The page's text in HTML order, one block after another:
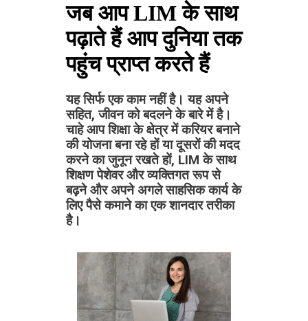
जब आप LIM के साथ
पढ़ाते हैं आप दुनिया तक
पहुंच प्राप्त करते हैं
यह सिर्फ एक काम नहीं है। यह अपने
सहित, जीवन को बदलने के बारे में है।
चाहे आप शिक्षा के क्षेत्र में करियर बनाने
की योजना बना रहे हों या दूसरों की मदद
करने का जुनून रखते हों, LIM के साथ
शिक्षण पेशेवर और व्यक्तिगत रूप से
बढ़ने और अपने अगले साहसिक कार्य के
लिए पैसे कमाने का एक शानदार तरीका
है।